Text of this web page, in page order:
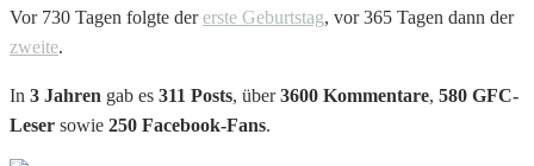
Vor 730 Tagen folgte dererste Geburtstag, vor 365 Tagen dann der
zweite.
In 3 Jahren gab es 311 Posts, über3600 Kommentare, 580 GFC-
Leser sowie 250 Facebook-Fans.